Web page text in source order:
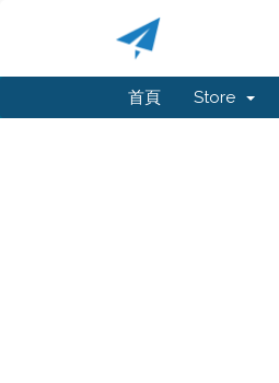
首頁 Store